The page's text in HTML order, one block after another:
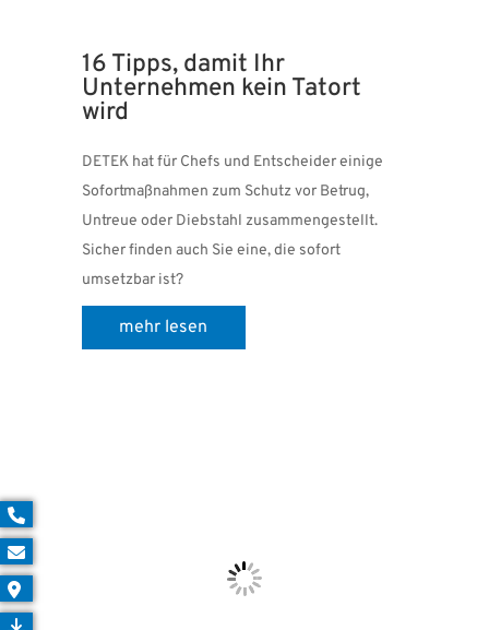
16 Tipps, damit Ihr
Unternehmen kein Tatort
wird
DETEK hat für Chefs und Entscheider einige
Sofortmaßnahmen zum Schutz vor Betrug,
Untreue oder Diebstahl zusammengestellt.
Sicher finden auch Sie eine, die sofort
umsetzbar ist?
mehr lesen